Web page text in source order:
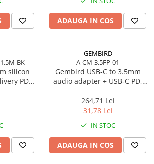
Printer
Digital Signage
PC
de Răcire
de Răcire
Mouse
ADAUGA IN COS
BK
silicon
PD
GEMBIRD
A-CM-3.5FP-01
Gembird USB‑C to 3.5mm
audio adapter + USB‑C PD,
264,71 Lei
31,78 Lei
IN STOC
ADAUGA IN COS